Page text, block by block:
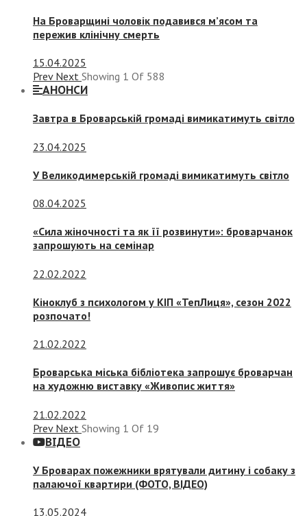
На Броварщині чоловік подавився м’ясом та
пережив клінічну смерть
15.04.2025
Prev Next Showing 1 Of 588
АНОНСИ
Завтра в Броварській громаді вимикатимуть світло
23.04.2025
У Великодимерській громаді вимикатимуть світло
08.04.2025
«Сила жіночності та як її розвинути»: броварчанок
запрошують на семінар
22.02.2022
Кіноклуб з психологом у КІП «ТепЛиця», сезон 2022
розпочато!
21.02.2022
Броварська міська бібліотека запрошує броварчан
на художню виставку «Живопис життя»
21.02.2022
Prev Next Showing 1 Of 19
ВІДЕО
У Броварах пожежники врятували дитину і собаку з
палаючої квартири (ФОТО, ВІДЕО)
13.05.2024